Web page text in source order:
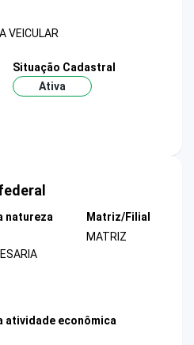
VEICULAR
Situação Cadastral
Ativa
natureza
Matriz/Filial
MATRIZ
atividade econômica